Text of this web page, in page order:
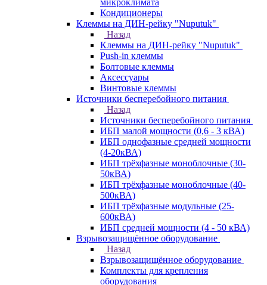
микроклимата
Кондиционеры
Клеммы на ДИН-рейку "Nuputuk"
Назад
Клеммы на ДИН-рейку "Nuputuk"
Push-in клеммы
Болтовые клеммы
Аксессуары
Винтовые клеммы
Источники бесперебойного питания
Назад
Источники бесперебойного питания
ИБП малой мощности (0,6 - 3 кВА)
ИБП однофазные средней мощности
(4-20кВА)
ИБП трёхфазные моноблочные (30-
50кВА)
ИБП трёхфазные моноблочные (40-
500кВА)
ИБП трёхфазные модульные (25-
600кВА)
ИБП средней мощности (4 - 50 кВА)
Взрывозащищённое оборудование
Назад
Взрывозащищённое оборудование
Комплекты для крепления
оборудования